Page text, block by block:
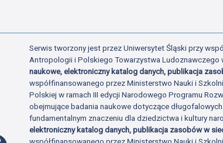
Profil Facebook
Serwis tworzony jest przez Uniwersytet Śląski przy
Antropologii i Polskiego Towarzystwa Ludoznawczego
naukowe, elektroniczny katalog danych, publikacja
współfinansowanego przez Ministerstwo Nauki i
Polskiej w ramach III edycji Narodowego Programu
obejmujące badania naukowe dotyczące
fundamentalnym znaczeniu dla dziedzictwa i kultury
elektroniczny katalog danych, publikacja zasobów w
współfinansowanego przez Ministerstwo Nauki i